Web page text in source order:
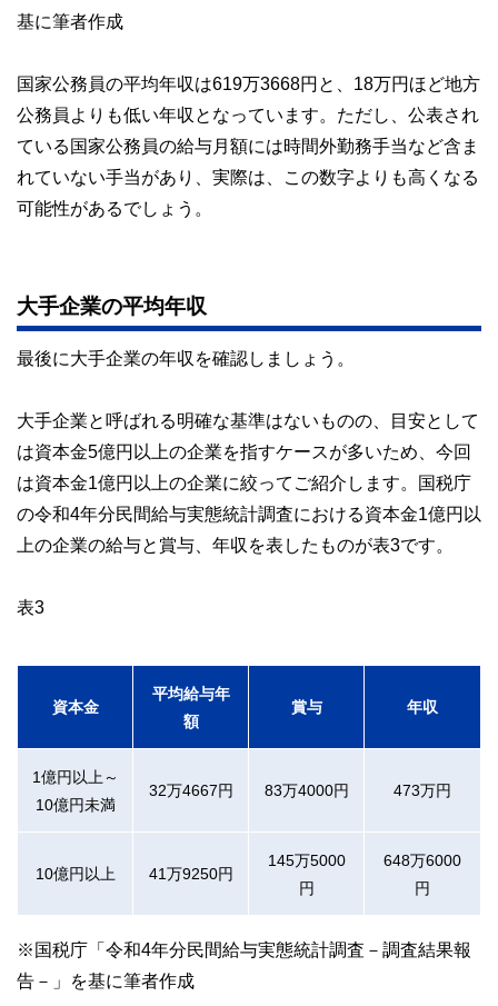
基に筆者作成
国家公務員の平均年収は619万3668円と、18万円ほど地方
公務員よりも低い年収となっています。ただし、公表され
ている国家公務員の給与月額には時間外勤務手当など含ま
れていない手当があり、実際は、この数字よりも高くなる
可能性があるでしょう。
大手企業の平均年収
最後に大手企業の年収を確認しましょう。
大手企業と呼ばれる明確な基準はないものの、目安として
は資本金5億円以上の企業を指すケースが多いため、今回
は資本金1億円以上の企業に絞ってご紹介します。国税庁
の令和4年分民間給与実態統計調査における資本金1億円以
上の企業の給与と賞与、年収を表したものが表3です。
表3
資本金
平均給与年
額
賞与 年収
1億円以上～
10億円未満
32万4667円 83万4000円 473万円
10億円以上 41万9250円
145万5000
円
648万6000
円
※国税庁「令和4年分民間給与実態統計調査－調査結果報
告－」を基に筆者作成